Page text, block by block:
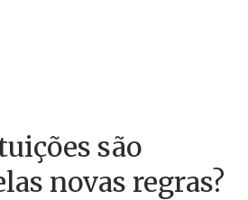
são
novas regras?